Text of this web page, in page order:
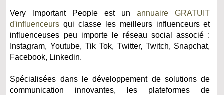
Very Important People est unannuaire GRATUIT
d'influenceurs qui classe les meilleurs influenceurs et
influenceuses peu importe le réseau social associé :
Instagram, Youtube, Tik Tok, Twitter, Twitch, Snapchat,
Facebook, Linkedin.
Spécialisées dans le développement de solutions de
communication innovantes, les plateformes de